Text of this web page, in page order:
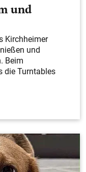
und
Kirchheimer
und
Beim
die Turntables